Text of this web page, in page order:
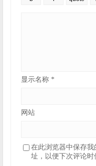
显示名称 *
网站
在此浏览器中保存
址，以便下次评论时